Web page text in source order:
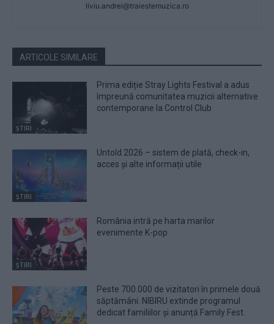
liviu.andrei@traiestemuzica.ro
ARTICOLE SIMILARE
ȘTIRI
Prima ediție Stray Lights Festival a adus
împreună comunitatea muzicii alternative
contemporane la Control Club
ȘTIRI
Untold 2026 – sistem de plată, check-in,
acces și alte informații utile
ȘTIRI
România intră pe harta marilor
evenimente K-pop
Peste 700.000 de vizitatori în primele două
săptămâni. NIBIRU extinde programul
dedicat familiilor și anunță Family Fest.